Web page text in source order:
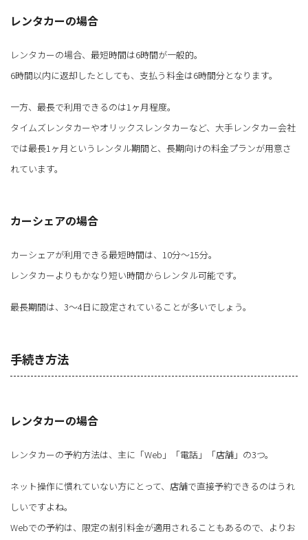
レンタカーの場合
レンタカーの場合、最短時間は6時間が一般的。
6時間以内に返却したとしても、支払う料金は6時間分となります。
一方、最長で利用できるのは1ヶ月程度。
タイムズレンタカーやオリックスレンタカーなど、大手レンタカー会社
では最長1ヶ月というレンタル期間と、長期向けの料金プランが用意さ
れています。
カーシェアの場合
カーシェアが利用できる最短時間は、10分～15分。
レンタカーよりもかなり短い時間からレンタル可能です。
最長期間は、3～4日に設定されていることが多いでしょう。
手続き方法
レンタカーの場合
レンタカーの予約方法は、主に「Web」「電話」「店舗」の3つ。
ネット操作に慣れていない方にとって、店舗で直接予約できるのはうれ
しいですよね。
Webでの予約は、限定の割引料金が適用されることもあるので、よりお